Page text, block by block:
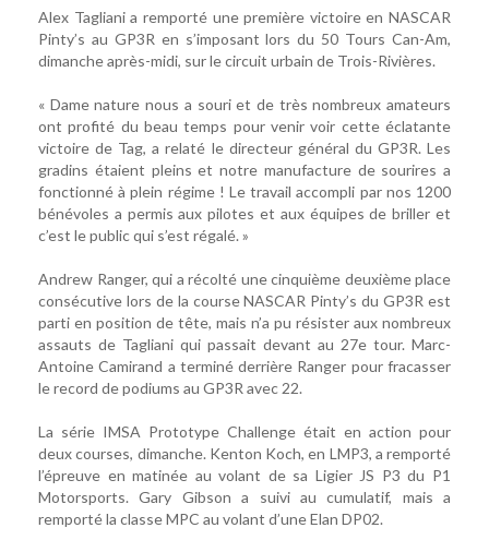
Alex Tagliani a remporté une première victoire en NASCAR
Pinty’s au GP3R en s’imposant lors du 50 Tours Can-Am,
dimanche après-midi, sur le circuit urbain de Trois-Rivières.
« Dame nature nous a souri et de très nombreux amateurs
ont profité du beau temps pour venir voir cette éclatante
victoire de Tag, a relaté le directeur général du GP3R. Les
gradins étaient pleins et notre manufacture de sourires a
fonctionné à plein régime ! Le travail accompli par nos 1200
bénévoles a permis aux pilotes et aux équipes de briller et
c’est le public qui s’est régalé. »
Andrew Ranger, qui a récolté une cinquième deuxième place
consécutive lors de la course NASCAR Pinty’s du GP3R est
parti en position de tête, mais n’a pu résister aux nombreux
assauts de Tagliani qui passait devant au 27e tour. Marc-
Antoine Camirand a terminé derrière Ranger pour fracasser
le record de podiums au GP3R avec 22.
La série IMSA Prototype Challenge était en action pour
deux courses, dimanche. Kenton Koch, en LMP3, a remporté
l’épreuve en matinée au volant de sa Ligier JS P3 du P1
Motorsports. Gary Gibson a suivi au cumulatif, mais a
remporté la classe MPC au volant d’une Elan DP02.